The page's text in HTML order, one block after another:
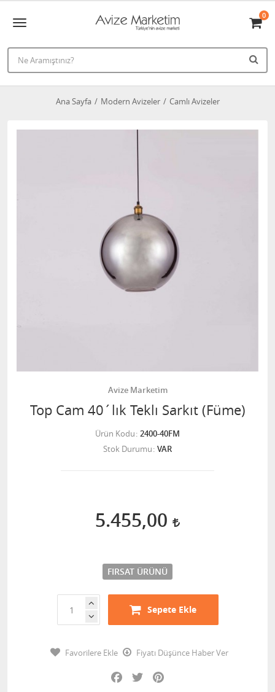
0
Ana Sayfa Modern Avizeler Camlı Avizeler
Avize Marketim
Top Cam 40´lık Teklı Sarkıt (Füme)
Ürün Kodu 2400-40FM
Stok Durumu VAR
5.455,00
FIRSAT ÜRÜNÜ
Sepete Ekle
Favorilere Ekle
Fiyatı Düşünce Haber Ver
Facebook
Twitter